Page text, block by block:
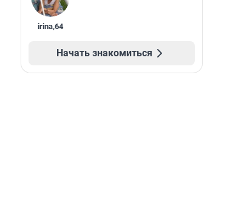
irina,64
Начать знакомиться